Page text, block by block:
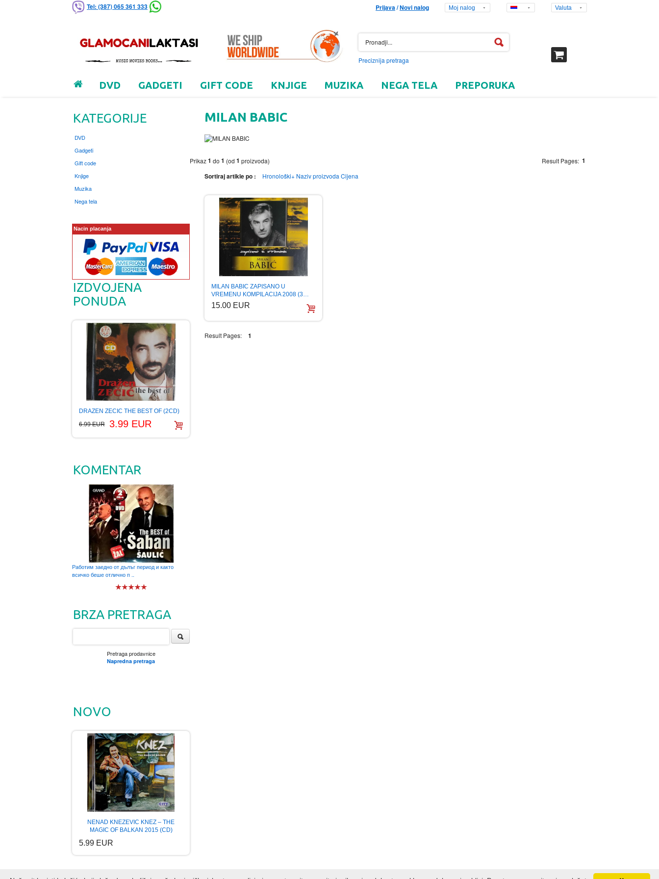
Tel: (387) 065 361 333 Prijava/Novi nalog Moj nalog Valuta
Preciznija pretraga
DVD GADGETI GIFT CODE KNJIGE MUZIKA NEGA TELA PREPORUKA
MILAN BABIC
Result Pages: 1
Prikaz1 do 1 (od 1 proizvoda)
Sortiraj artikle po : Hronološki+ Naziv proizvodaCijena
MILAN BABIC ZAPISANO U
VREMENU KOMPILACIJA 2008 (3…
15.00 EUR
Result Pages: 1
KATEGORIJE
DVD
Gadgeti
Gift code
Knjige
Muzika
Nega tela
Nacin placanja
IZDVOJENA
PONUDA
DRAZEN ZECIC THE BEST OF (2CD)
6.99 EUR
3.99 EUR
KOMENTAR
Работим заедно от дълъг период и както
всичко беше отлично п ..
BRZA PRETRAGA
Pretraga prodavnice
Napredna pretraga
NOVO
NENAD KNEZEVIC KNEZ – THE
MAGIC OF BALKAN 2015 (CD)
5.99 EUR